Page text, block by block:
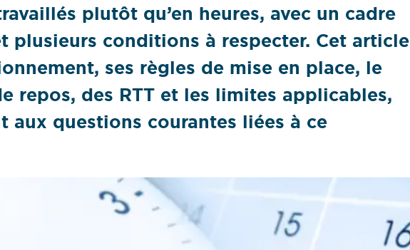
plutôt qu’en heures, avec un cadre
plusieurs conditions à respecter. Cet article
ses règles de mise en place, le
repos, des RTT et les limites applicables,
aux questions courantes liées à ce